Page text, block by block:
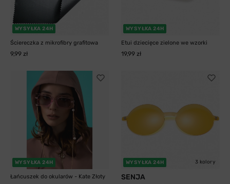
WYSYŁKA 24H
Ściereczka z mikrofibry grafitowa
9,99 zł
WYSYŁKA 24H
Etui dziecięce zielone we wzorki
19,99 zł
WYSYŁKA 24H
Łańcuszek do okularów - Kate Złoty
WYSYŁKA 24H 3 kolory
SENJA